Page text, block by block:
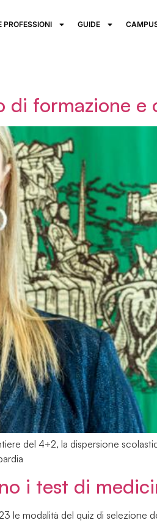
PROFESSIONI GUIDE
di formazione e
del 4+2, la dispersione
i test di
le modalità del quiz di selezione